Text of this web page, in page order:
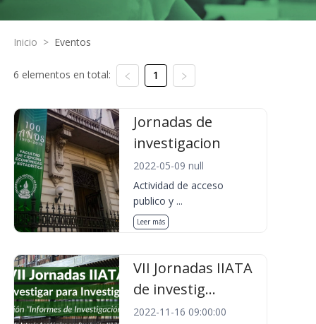
Inicio > Eventos
6 elementos en total: 1
Jornadas de
investigacion
2022-05-09 null
Actividad de acceso
publico y ...
Leer más
VII Jornadas IIATA
de investig...
2022-11-16 09:00:00